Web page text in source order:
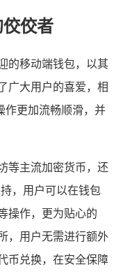
佼者
的移动端钱包，以其
广大用户的喜爱，相
作更加流畅顺滑，并
等主流加密货币，还
，用户可以在钱包
操作，更为贴心的
，用户无需进行额外
币兑换，在安全保障